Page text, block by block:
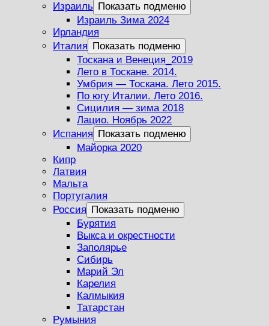
Израиль Показать подменю
Израиль Зима 2024
Ирландия
Италия Показать подменю
Тоскана и Венеция_2019
Лето в Тоскане. 2014.
Умбрия — Тоскана. Лето 2015.
По югу Италии. Лето 2016.
Сицилия — зима 2018
Лацио. Ноябрь 2022
Испания Показать подменю
Майорка 2020
Кипр
Латвия
Мальта
Португалия
Россия Показать подменю
Бурятия
Выкса и окрестности
Заполярье
Сибирь
Марий Эл
Карелия
Калмыкия
Татарстан
Румыния